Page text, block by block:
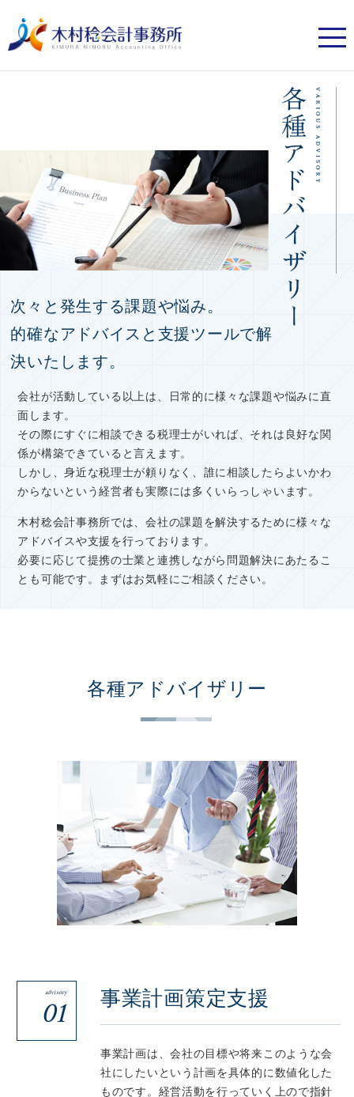
次々と発生する課題や悩み。
的確なアドバイスと支援ツールで解
決いたします。
会社が活動している以上は、日常的に様々な課題や悩みに直
面します。
その際にすぐに相談できる税理士がいれば、それは良好な関
係が構築できていると言えます。
しかし、身近な税理士が頼りなく、誰に相談したらよいかわ
からないという経営者も実際には多くいらっしゃいます。
木村稔会計事務所では、会社の課題を解決するために様々な
アドバイスや支援を行っております。
必要に応じて提携の士業と連携しながら問題解決にあたるこ
とも可能です。まずはお気軽にご相談ください。
各種アドバイザリー
advisory
01 事業計画策定支援
事業計画は、会社の目標や将来このような会
社にしたいという計画を具体的に数値化した
ものです。経営活動を行っていく上ので指針